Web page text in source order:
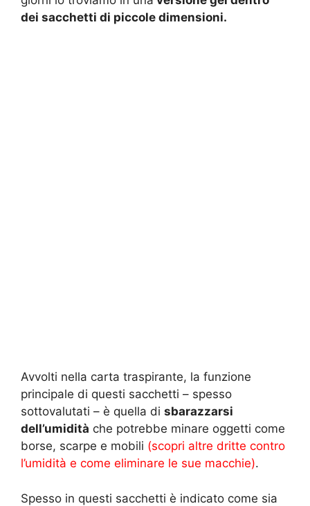
dei sacchetti di piccole dimensioni.
Avvolti nella carta traspirante, la funzione
principale di questi sacchetti – spesso
sottovalutati – è quella di sbarazzarsi
dell’umidità che potrebbe minare oggetti come
borse, scarpe e mobili (scopri altre dritte contro
l’umidità e come eliminare le sue macchie).
Spesso in questi sacchetti è indicato come sia